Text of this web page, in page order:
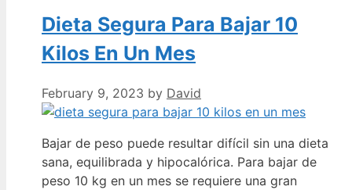
Dieta Segura Para Bajar 10
Kilos En Un Mes
February 9, 2023 by David
Bajar de peso puede resultar difícil sin una dieta
sana, equilibrada y hipocalórica. Para bajar de
peso 10 kg en un mes se requiere una gran